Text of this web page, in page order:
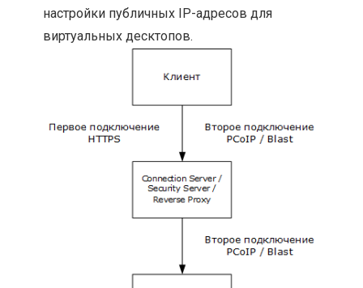
настройки публичных IP-адресов для
виртуальных десктопов.